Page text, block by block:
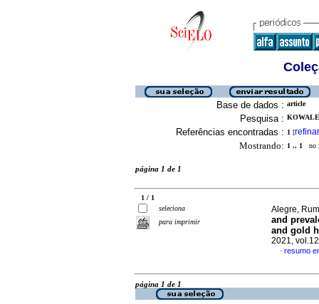
Base de dados : article
Pesquisa :
Referências encontradas : 1 [refinar
Mostrando: 1 .. 1 no
página 1 de 1
1 / 1
seleciona
para imprimir
Alegre,
and
and gold
2021,
· resumo
página 1 de 1